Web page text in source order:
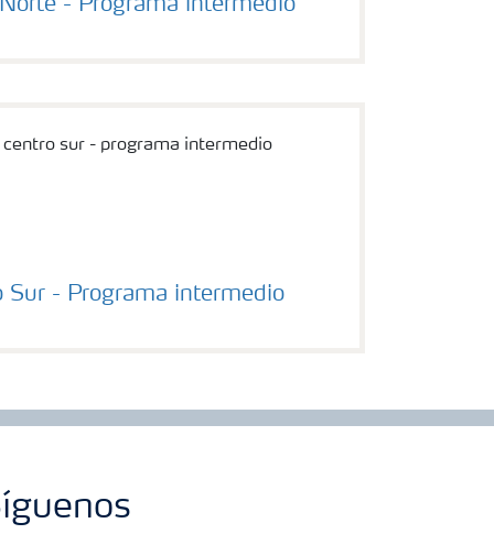
- Programa intermedio
Sur - Programa intermedio